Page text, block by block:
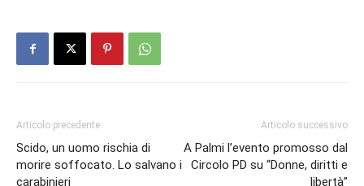
Articolo precedente
Scido, un uomo rischia di
morire soffocato. Lo salvano i
carabinieri
Articolo successivo
A Palmi l’evento promosso dal
Circolo PD su “Donne, diritti e
libertà”